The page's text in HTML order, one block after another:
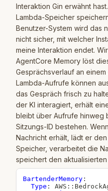
Interaktion Gin erwähnt
Lambda-Speicher
Benutzer-System wird das
nicht sicher, mit welcher
meine Interaktion endet.
AgentCore Memory löst
Gesprächsverlauf an
Lambda-Aufrufe können
das Gespräch frisch zu
der KI interagiert, erhält
bleibt über Aufrufe hinweg
Sitzungs-ID bestehen.
Nachricht erhält, lädt er
Speicher, verarbeitet die
speichert den
BartenderMemory:
Type : AWS : :